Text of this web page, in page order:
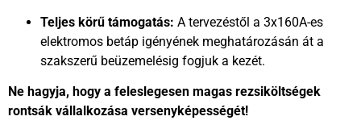
Teljes körű támogatás: A tervezéstől a 3x160A-es
elektromos betáp igényének meghatározásán át a
szakszerű beüzemelésig fogjuk a kezét.
Ne hagyja, hogy a feleslegesen magas rezsiköltségek
rontsák vállalkozása versenyképességét!